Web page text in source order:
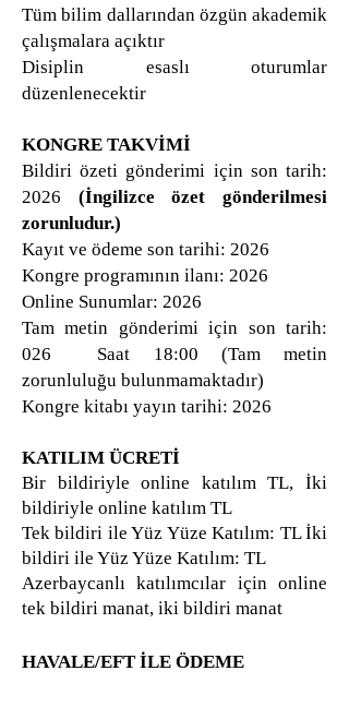
Tüm bilim dallarından özgün akademik
çalışmalara açıktır
Disiplin esaslı oturumlar
düzenlenecektir
KONGRE TAKVİMİ
Bildiri özeti gönderimi için son tarih:
2026 (İngilizce özet gönderilmesi
zorunludur.)
Kayıt ve ödeme son tarihi: 2026
Kongre programının ilanı: 2026
Online Sunumlar: 2026
Tam metin gönderimi için son tarih:
026 ​Saat 18:00 (Tam metin
zorunluluğu bulunmamaktadır)
Kongre kitabı yayın tarihi: 2026
KATILIM ÜCRETİ
Bir bildiriyle online katılım TL, İki
bildiriyle online katılım TL
Tek bildiri ile Yüz Yüze Katılım: TL İki
bildiri ile Yüz Yüze Katılım: TL
Azerbaycanlı katılımcılar için online
tek bildiri manat, iki bildiri manat
​​​​HAVALE/EFT İLE ÖDEME